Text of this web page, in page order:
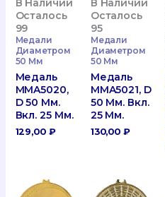
В Наличии
Осталось
99
Медали
Диаметром
50 Мм
Медаль
MMA5020,
D 50 Мм.
Вкл. 25 Мм.
129,00 ₽
В Наличии
Осталось
95
Медали
Диаметром
50 Мм
Медаль
MMA5021, D
50 Мм. Вкл.
25 Мм.
130,00₽